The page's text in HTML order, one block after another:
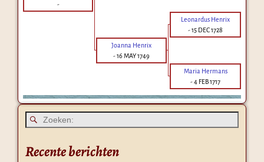
-
Leonardus Henrix
-15 DEC 1728
Joanna Henrix
-16 MAY 1749
Maria Hermans
-4 FEB 1717
Recente berichten